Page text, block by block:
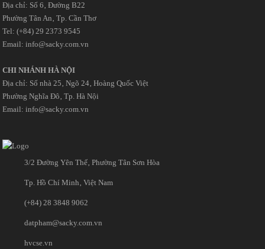
Địa chỉ: Số 6‚ Đường B22
Phường Tân An‚ Tp. Cần Thơ
Tel: (+84) 29 2373 9545
Email: info@sacky.com.vn
CHI NHÁNH HÀ NỘI
Địa chỉ: Số nhà 25‚ Ngõ 24‚ Hoàng Quốc Việt
Phường Nghĩa Đô‚ Tp. Hà Nội
Email: info@sacky.com.vn
3/2 Đường Yên Thế‚ Phường Tân Sơn Hòa
Tp. Hồ Chí Minh‚ Việt Nam
(+84) 28 3848 9062
datpham@sacky.com.vn
hvcse.vn